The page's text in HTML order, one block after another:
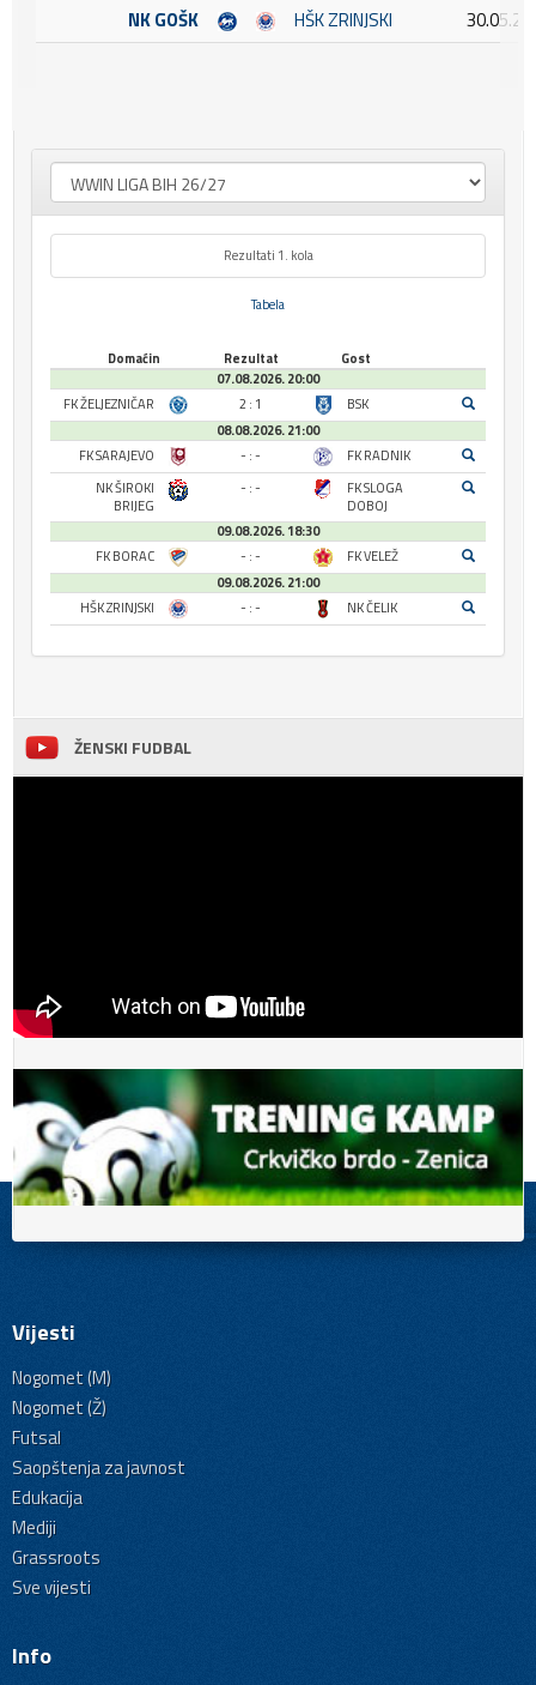
NK GOŠK HŠK ZRINJSKI
Rezultati 1. kola
Tabela
Domaćin Rezultat
Gost
07.08.2026. 20:00
FK ŽELJEZNIČAR
2 : 1
BSK
08.08.2026. 21:00
FK SARAJEVO
- : -
FK RADNIK
NK ŠIROKI
BRIJEG
- : -
FK SLOGA
DOBOJ
09.08.2026. 18:30
FK BORAC
- : -
FK VELEŽ
09.08.2026. 21:00
HŠK ZRINJSKI
- : - NK ČELIK
ŽENSKI FUDBAL
Vijesti
Nogomet (M)
Nogomet (Ž)
Futsal
Saopštenja za javnost
Edukacija
Mediji
Grassroots
Sve vijesti
Info